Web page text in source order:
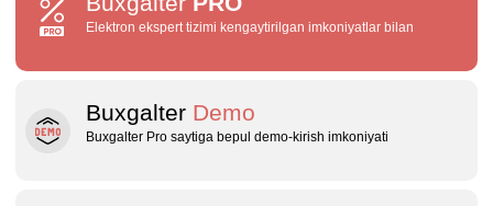
Elektron ekspert tizimi kengaytirilgan imkoniyatlar bilan
Buxgalter Demo
Buxgalter Pro saytiga bepul demo‑kirish imkoniyati